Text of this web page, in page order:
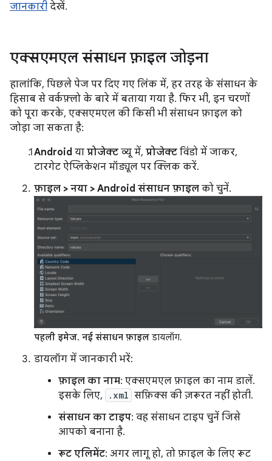
जानकारी देखें.
एक्सएमएल संसाधन फ़ाइल जोड़ना
हालांकि, पिछले पेज पर दिए गए लिंक में, हर तरह के संसाधन के
हिसाब से वर्कफ़्लो के बारे में बताया गया है. फिर भी, इन चरणों
को पूरा करके, एक्सएमएल की किसी भी संसाधन फ़ाइल को
जोड़ा जा सकता है:
Android या प्रोजेक्ट व्यू में, प्रोजेक्ट विंडो में जाकर,
टारगेट ऐप्लिकेशन मॉड्यूल पर क्लिक करें.
फ़ाइल > नया > Android संसाधन फ़ाइल को चुनें.
पहली इमेज. नई संसाधन फ़ाइल डायलॉग.
डायलॉग में जानकारी भरें:
फ़ाइल का नाम: एक्सएमएल फ़ाइल का नाम डालें.
इसके लिए,
.xml सफ़िक्स की ज़रूरत नहीं होती.
संसाधन का टाइप: वह संसाधन टाइप चुनें जिसे
आपको बनाना है.
रूट एलिमेंट: अगर लागू हो, तो फ़ाइल के लिए रूट